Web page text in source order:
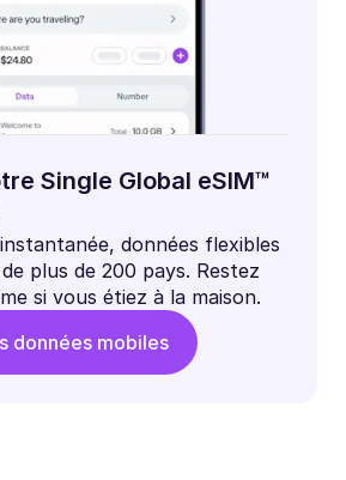
Single Global eSIM™
données flexibles
plus de 200 pays. Restez
si vous étiez à la maison.
données mobiles